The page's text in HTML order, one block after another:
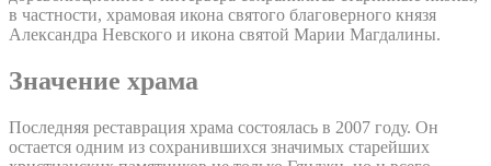
в частности, храмовая икона святого благоверного князя
Александра Невского и икона святой Марии Магдалины.
Значение храма
Последняя реставрация храма состоялась в 2007 году. Он
остается одним из сохранившихся значимых старейших